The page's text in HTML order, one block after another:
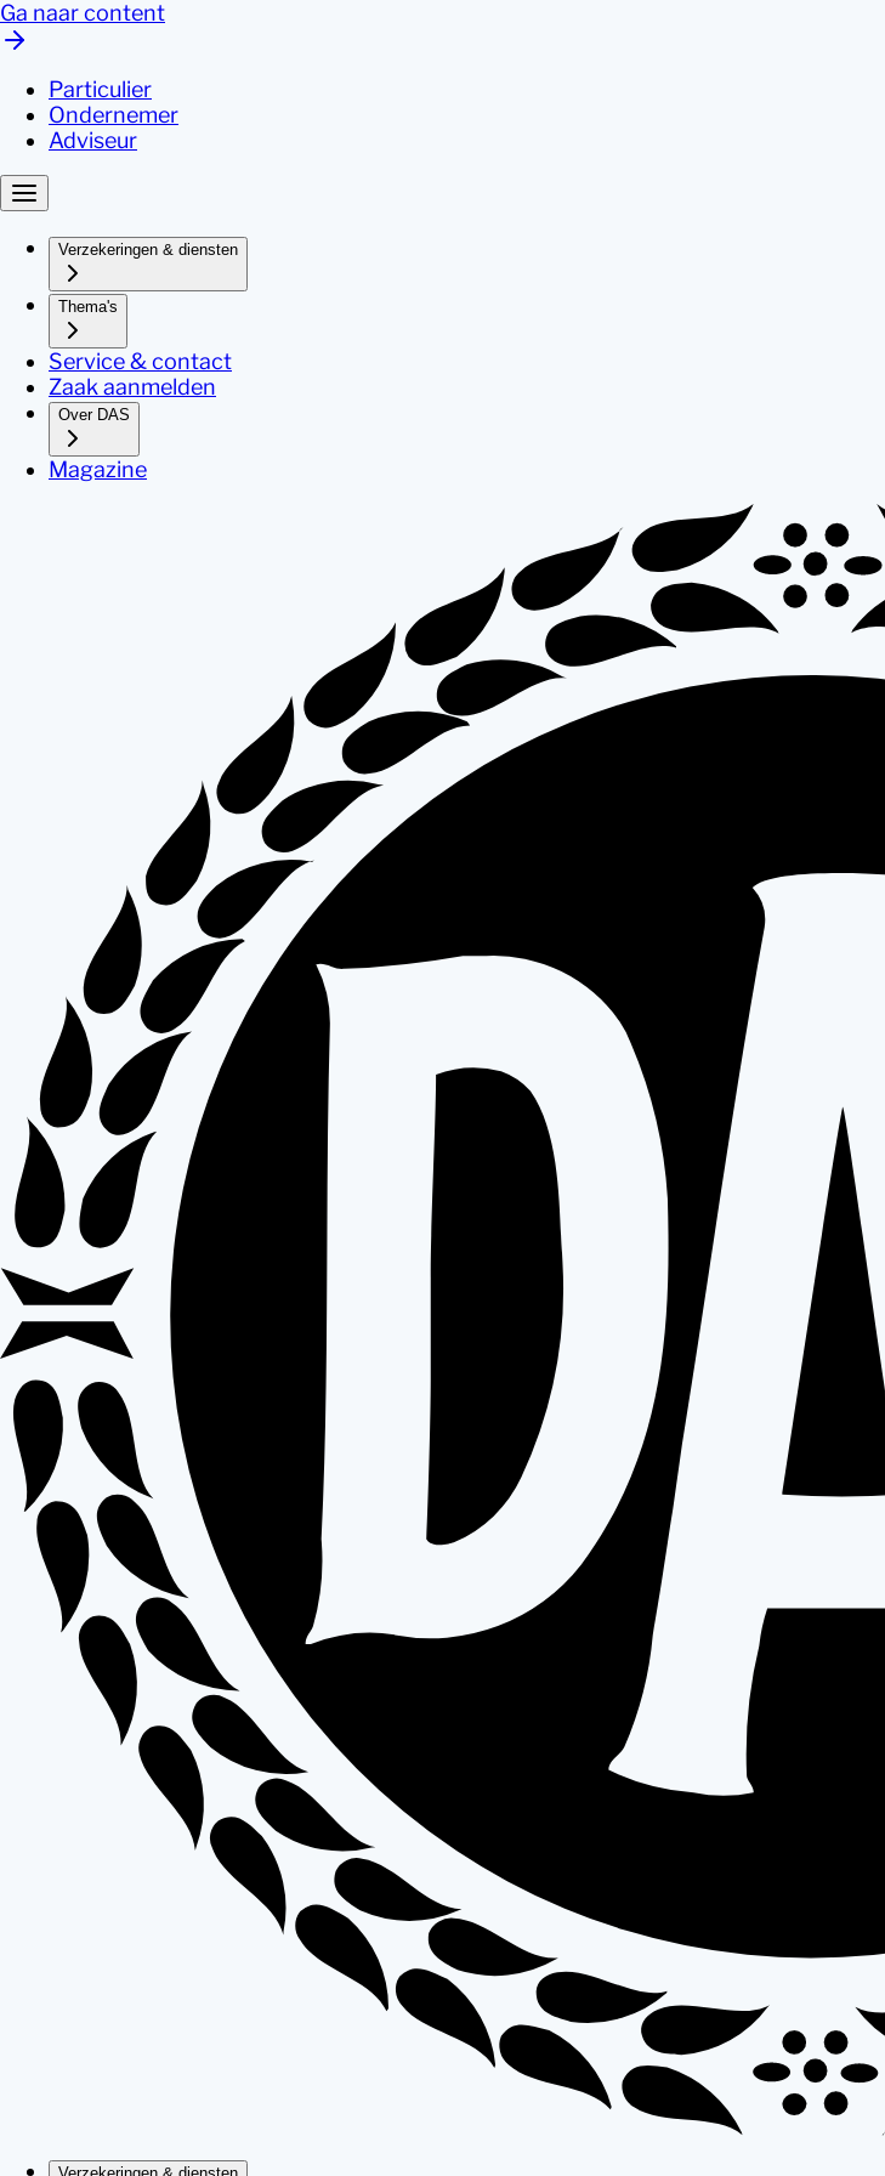
Ga naar content
Particulier
Ondernemer
Adviseur
Verzekeringen & diensten
Thema's
Service & contact
Zaak aanmelden
Over DAS
Magazine